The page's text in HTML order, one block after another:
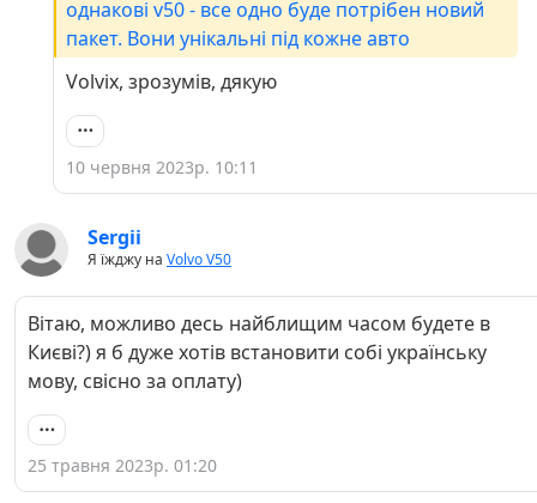
однакові v50 - все одно буде потрібен новий
пакет. Вони унікальні під кожне авто
Volvix, зрозумів, дякую
10 червня 2023р. 10:11
Sergii
Я їжджу на Volvo V50
Вітаю, можливо десь найблищим часом будете в
Києві?) я б дуже хотів встановити собі українську
мову, свісно за оплату)
25 травня 2023р. 01:20